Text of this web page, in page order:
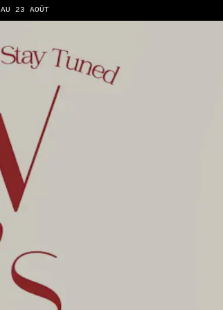
1 ADDITION PAR TABLE